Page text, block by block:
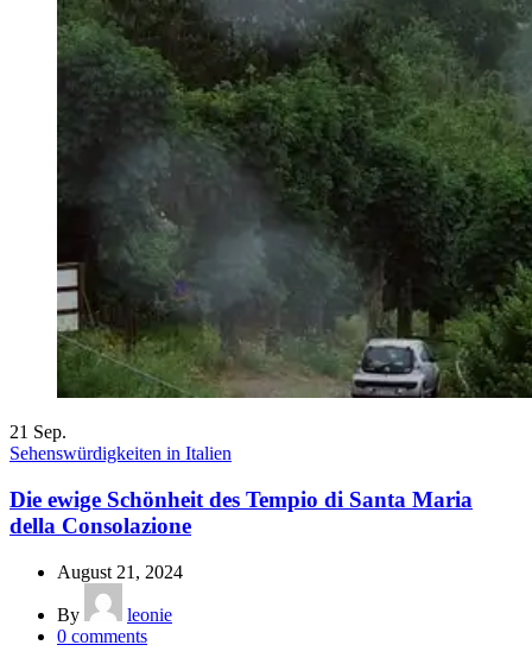
21 Sep.
Sehenswürdigkeiten in Italien
Die ewige Schönheit des Tempio di Santa Maria
della Consolazione
August 21, 2024
By
leonie
0 comments